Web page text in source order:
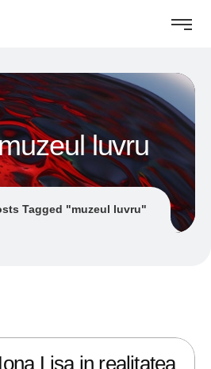
luvru
Tagged "muzeul luvru"
Lisa in realitatea